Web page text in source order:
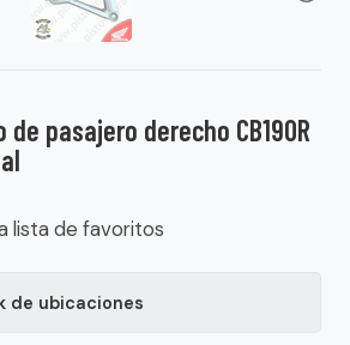
pasajero derecho CB190R
lista de favoritos
de ubicaciones